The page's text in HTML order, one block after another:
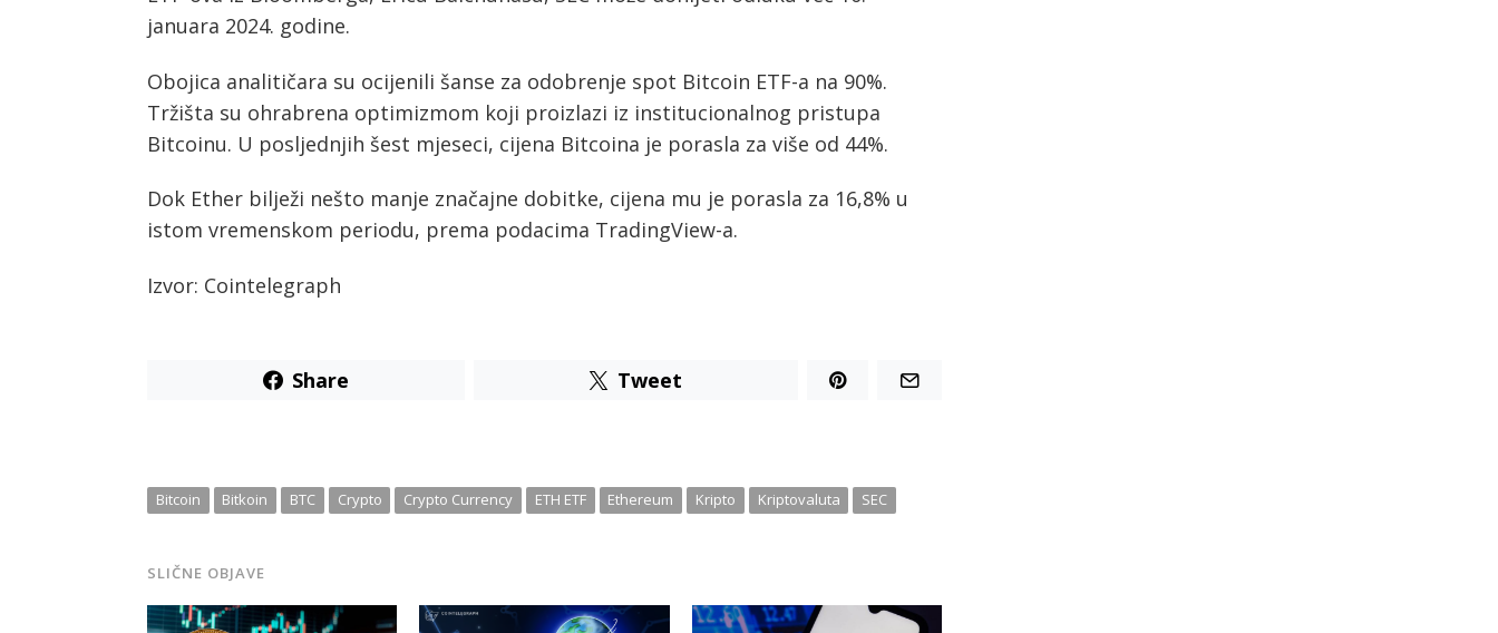
januara 2024. godine.
Obojica analitičara su ocijenili šanse za odobrenje spot Bitcoin ETF-a na 90%.
Tržišta su ohrabrena optimizmom koji proizlazi iz institucionalnog pristupa
Bitcoinu. U posljednjih šest mjeseci, cijena Bitcoina je porasla za više od 44%.
Dok Ether bilježi nešto manje značajne dobitke, cijena mu je porasla za 16,8% u
istom vremenskom periodu, prema podacima TradingView-a.
Izvor: Cointelegraph
Share Tweet
Bitcoin Bitkoin BTC Crypto Crypto Currency ETH ETF Ethereum Kripto Kriptovaluta SEC
SLIČNE OBJAVE